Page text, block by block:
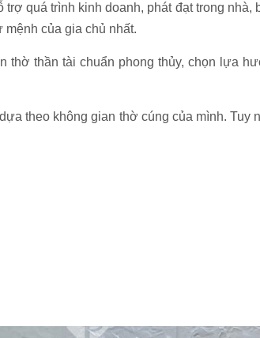
quá trình kinh doanh, phát đạt trong
của gia chủ nhất.
thần tài chuẩn phong thủy, chọn lựa
theo không gian thờ cúng của mình. Tuy